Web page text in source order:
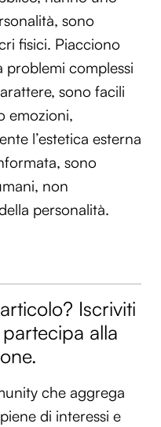
sono
fisici. Piacciono
problemi complessi
sono facili
emozioni,
l’estetica esterna
sono
non
personalità.
Iscriviti
alla
che aggrega
di interessi e